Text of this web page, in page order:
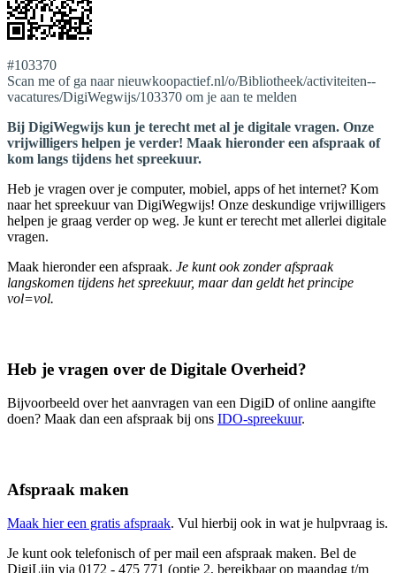
#103370
Scan me of ga naar nieuwkoopactief.nl/o/Bibliotheek/activiteiten--
vacatures/DigiWegwijs/103370 om je aan te melden
Bij DigiWegwijs kun je terecht met al je digitale vragen. Onze
vrijwilligers helpen je verder! Maak hieronder een afspraak of
kom langs tijdens het spreekuur.
Heb je vragen over je computer, mobiel, apps of het internet? Kom
naar het spreekuur van DigiWegwijs! Onze deskundige vrijwilligers
helpen je graag verder op weg. Je kunt er terecht met allerlei digitale
vragen.
Maak hieronder een afspraak. Je kunt ook zonder afspraak
langskomen tijdens het spreekuur, maar dan geldt het principe
vol=vol.
Heb je vragen over de Digitale Overheid?
Bijvoorbeeld over het aanvragen van een DigiD of online aangifte
doen? Maak dan een afspraak bij ons IDO-spreekuur.
Afspraak maken
Maak hier een gratis afspraak. Vul hierbij ook in wat je hulpvraag is.
Je kunt ook telefonisch of per mail een afspraak maken. Bel de
DigiLijn via 0172 - 475 771 (optie 2, bereikbaar op maandag t/m